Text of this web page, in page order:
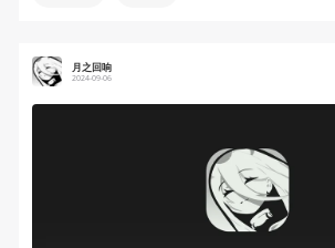
月之回响
2024-09-06